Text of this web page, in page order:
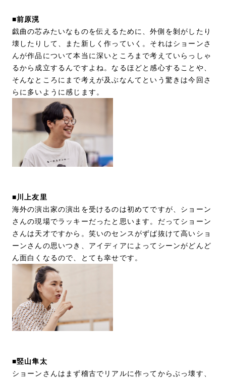
■前原滉
戯曲の芯みたいなものを伝えるために、外側を剝がしたり
壊したりして、また新しく作っていく。それはショーンさ
んが作品について本当に深いところまで考えていらっしゃ
るから成立するんですよね。なるほどと感心することや、
そんなところにまで考えが及ぶなんてという驚きは今回さ
らに多いように感じます。
■川上友里
海外の演出家の演出を受けるのは初めてですが、ショーン
さんの現場でラッキーだったと思います。だってショーン
さんは天才ですから。笑いのセンスがずば抜けて高いショ
ーンさんの思いつき、アイディアによってシーンがどんど
ん面白くなるので、とても幸せです。
■竪山隼太
ショーンさんはまず稽古でリアルに作ってからぶっ壊す、